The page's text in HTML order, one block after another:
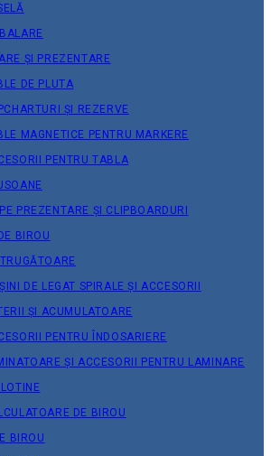
ȘI PREZENTARE
DE PLUTA
ȘI REZERVE
MAGNETICE PENTRU MARKERE
PENTRU TABLA
PREZENTARE ȘI CLIPBOARDURI
BIROU
DE LEGAT SPIRALE ȘI ACCESORII
ȘI ACUMULATOARE
PENTRU ÎNDOSARIERE
ȘI ACCESORII PENTRU LAMINARE
DE BIROU
BIROU